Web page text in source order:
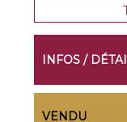
INFOS /
VENDU